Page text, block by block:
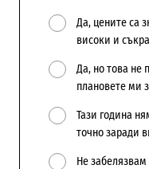
Да, цените са
високи и
Да, но това не
плановете ми
Тази година
точно заради
Не